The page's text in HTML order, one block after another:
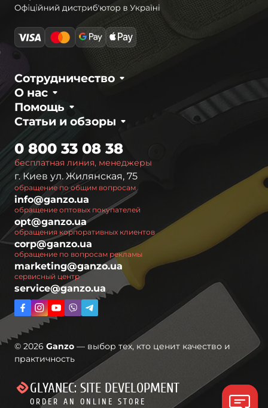
О нас
Сотрудничество
Статьи и обзоры
Помощь
бесплатная линия, менеджеры
0 800 33 08 38
г. Киев ул. Жилянская, 75
обращение по общим вопросам
info@ganzo.ua
обращение оптовых покупателей
opt@ganzo.ua
обращения корпоративных клиентов
corp@ganzo.ua
обращение по вопросам рекламы
marketing@ganzo.ua
сервисный центр
service@ganzo.ua
© 2026 Ganzo — выбор тех, кто ценит качество и
практичность
GLYANEC: SITE DEVELOPMENT
ORDER AN ONLINE STORE